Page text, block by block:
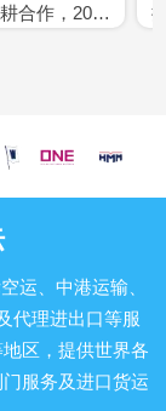
货、配载、包
运、中港运输、
代理进出口等服
区，提供世界各
服务及进口货运